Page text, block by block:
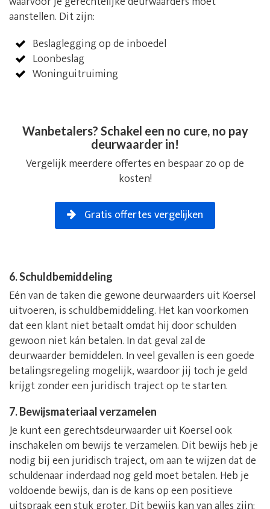
aanstellen. Dit zijn:
Beslaglegging op de inboedel
Loonbeslag
Woninguitruiming
Wanbetalers? Schakel een no cure, no pay
deurwaarder in!
Vergelijk meerdere offertes en bespaar zo op de
kosten!
Gratis offertes vergelijken
6. Schuldbemiddeling
Eén van de taken die gewone deurwaarders uit Koersel
uitvoeren, is schuldbemiddeling. Het kan voorkomen
dat een klant niet betaalt omdat hij door schulden
gewoon niet kán betalen. In dat geval zal de
deurwaarder bemiddelen. In veel gevallen is een goede
betalingsregeling mogelijk, waardoor jij toch je geld
krijgt zonder een juridisch traject op te starten.
7. Bewijsmateriaal verzamelen
Je kunt een gerechtsdeurwaarder uit Koersel ook
inschakelen om bewijs te verzamelen. Dit bewijs heb je
nodig bij een juridisch traject, om aan te wijzen dat de
schuldenaar inderdaad nog geld moet betalen. Heb je
voldoende bewijs, dan is de kans op een positieve